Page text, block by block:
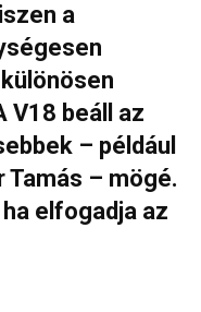
a
V18 beáll az
– például
Tamás – mögé.
elfogadja az